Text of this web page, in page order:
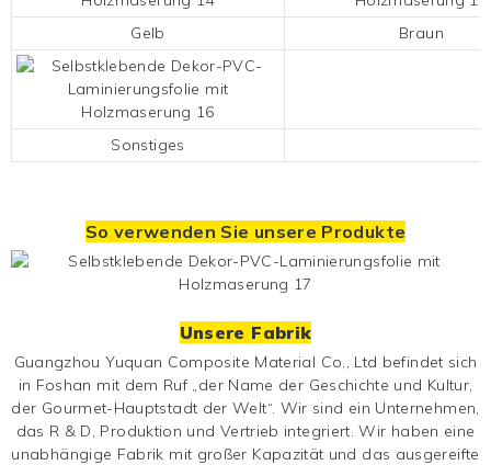
Gelb Braun
Sonstiges
So verwenden Sie unsere Produkte
Unsere Fabrik
Guangzhou Yuquan Composite Material Co., Ltd befindet sich
in Foshan mit dem Ruf „der Name der Geschichte und Kultur,
der Gourmet-Hauptstadt der Welt“. Wir sind ein Unternehmen,
das R & D, Produktion und Vertrieb integriert. Wir haben eine
unabhängige Fabrik mit großer Kapazität und das ausgereifte